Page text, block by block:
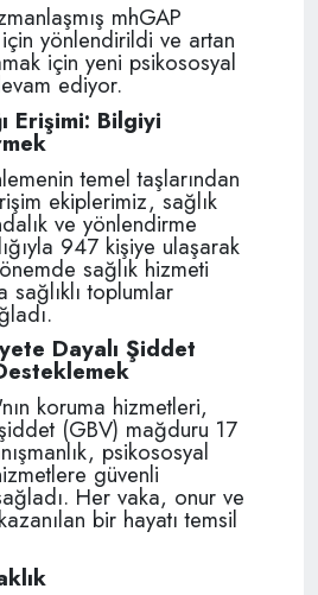
mhGAP
yönlendirildi ve artan
için yeni psikososyal
ediyor.
Erişimi: Bilgiyi
temel taşlarından
ekiplerimiz, sağlık
ve yönlendirme
947 kişiye ulaşarak
sağlık hizmeti
sağlıklı toplumlar
Dayalı Şiddet
koruma hizmetleri,
(GBV) mağduru 17
psikososyal
güvenli
Her vaka, onur ve
bir hayatı temsil